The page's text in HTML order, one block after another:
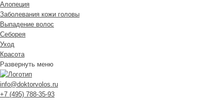
Алопеция
Заболевания кожи головы
Выпадение волос
Cеборея
Уход
Красота
Развернуть меню
info@doktorvolos.ru
+7 (495) 788-35-93